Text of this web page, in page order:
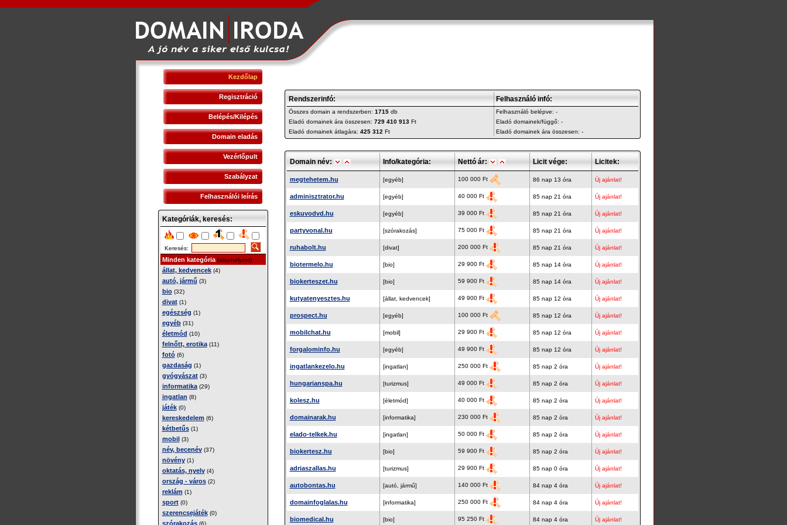
Kezdőlap
Regisztráció
Belépés/Kilépés
Domain eladás
Vezérlőpult
Szabályzat
Felhasználói leírás
Kategóriák, keresés:
Keresés:
Minden kategória(alaphelyzet)
állat, kedvencek(4)
autó, jármű (3)
bio(32)
divat(1)
egészség (1)
egyéb(31)
életmód (10)
felnőtt, erotika(11)
fotó(6)
gazdaság (1)
gyógyászat(3)
informatika(29)
ingatlan (8)
játék(0)
kereskedelem (6)
kétbetűs(1)
mobil (3)
név, becenév(37)
növény(1)
oktatás, nyelv(4)
ország - város(2)
reklám (1)
sport(0)
szerencsejáték(0)
szórakozás(6)
Rendszerinfó: Felhasználó infó:
Összes domain a rendszerben: 1715 db
Felhasználó belépve: -
Eladó domainek ára összesen: 729 410 913 Ft
Eladó domainek/függő: -
Eladó domainek átlagára: 425 312 Ft Eladó domainek ára összesen: -
Domain név: Info/kategória: Nettó ár: Licit vége: Licitek:
megtehetem.hu [egyéb] 100 000 Ft 86 nap 13 óra Új ajánlat!
adminisztrator.hu [egyéb] 40 000 Ft 85 nap 21 óra Új ajánlat!
eskuvodvd.hu [egyéb] 39 000 Ft 85 nap 21 óra Új ajánlat!
partyvonal.hu [szórakozás] 75 000 Ft 85 nap 21 óra Új ajánlat!
ruhabolt.hu [divat] 200 000 Ft 85 nap 21 óra Új ajánlat!
biotermelo.hu [bio] 29 900 Ft 85 nap 14 óra Új ajánlat!
biokerteszet.hu [bio] 59 900 Ft 85 nap 14 óra Új ajánlat!
kutyatenyesztes.hu [állat, kedvencek] 49 900 Ft 85 nap 12 óra Új ajánlat!
prospect.hu [egyéb] 100 000 Ft 85 nap 12 óra Új ajánlat!
mobilchat.hu [mobil] 29 900 Ft 85 nap 12 óra Új ajánlat!
forgalominfo.hu [egyéb] 49 900 Ft 85 nap 12 óra Új ajánlat!
ingatlankezelo.hu [ingatlan] 250 000 Ft 85 nap 2 óra Új ajánlat!
hungarianspa.hu [turizmus] 49 000 Ft 85 nap 2 óra Új ajánlat!
kolesz.hu [életmód] 40 000 Ft 85 nap 2 óra Új ajánlat!
domainarak.hu [informatika] 230 000 Ft 85 nap 2 óra Új ajánlat!
elado-telkek.hu [ingatlan] 50 000 Ft 85 nap 2 óra Új ajánlat!
biokertesz.hu [bio] 59 900 Ft 85 nap 2 óra Új ajánlat!
adriaszallas.hu [turizmus] 29 900 Ft 85 nap 0 óra Új ajánlat!
autobontas.hu [autó, jármű] 140 000 Ft 84 nap 4 óra Új ajánlat!
domainfoglalas.hu [informatika] 250 000 Ft 84 nap 4 óra Új ajánlat!
biomedical.hu [bio] 95 250 Ft 84 nap 4 óra Új ajánlat!